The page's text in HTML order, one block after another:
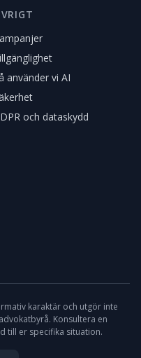
använder vi AI
och dataskydd
karaktär och utgör inte
Konsultera en
till er specifika situation.